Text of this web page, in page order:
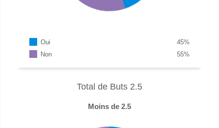
Oui %
45
Non
%
55
Total de Buts 2.5
Moins de 2.5